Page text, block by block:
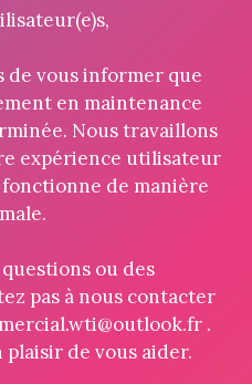
de vous informer que
en maintenance
Nous travaillons
expérience utilisateur
de manière
questions ou des
pas à nous contacter
.
de vous aider.